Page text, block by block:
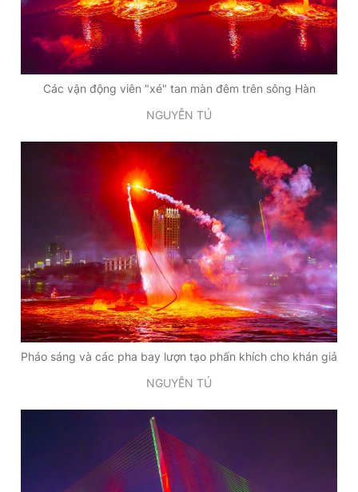
Các vận động viên "xé" tan màn đêm trên sông Hàn
NGUYỄN TÚ
Pháo sáng và các pha bay lượn tạo phấn khích cho khán giả
NGUYỄN TÚ